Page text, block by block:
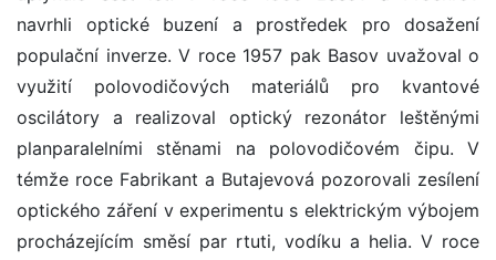
navrhli optické buzení a prostředek pro dosažení
populační inverze. V roce 1957 pak Basov uvažoval o
využití polovodičových materiálů pro kvantové
oscilátory a realizoval optický rezonátor leštěnými
planparalelními stěnami na polovodičovém čipu. V
témže roce Fabrikant a Butajevová pozorovali zesílení
optického záření v experimentu s elektrickým výbojem
procházejícím směsí par rtuti, vodíku a helia. V roce